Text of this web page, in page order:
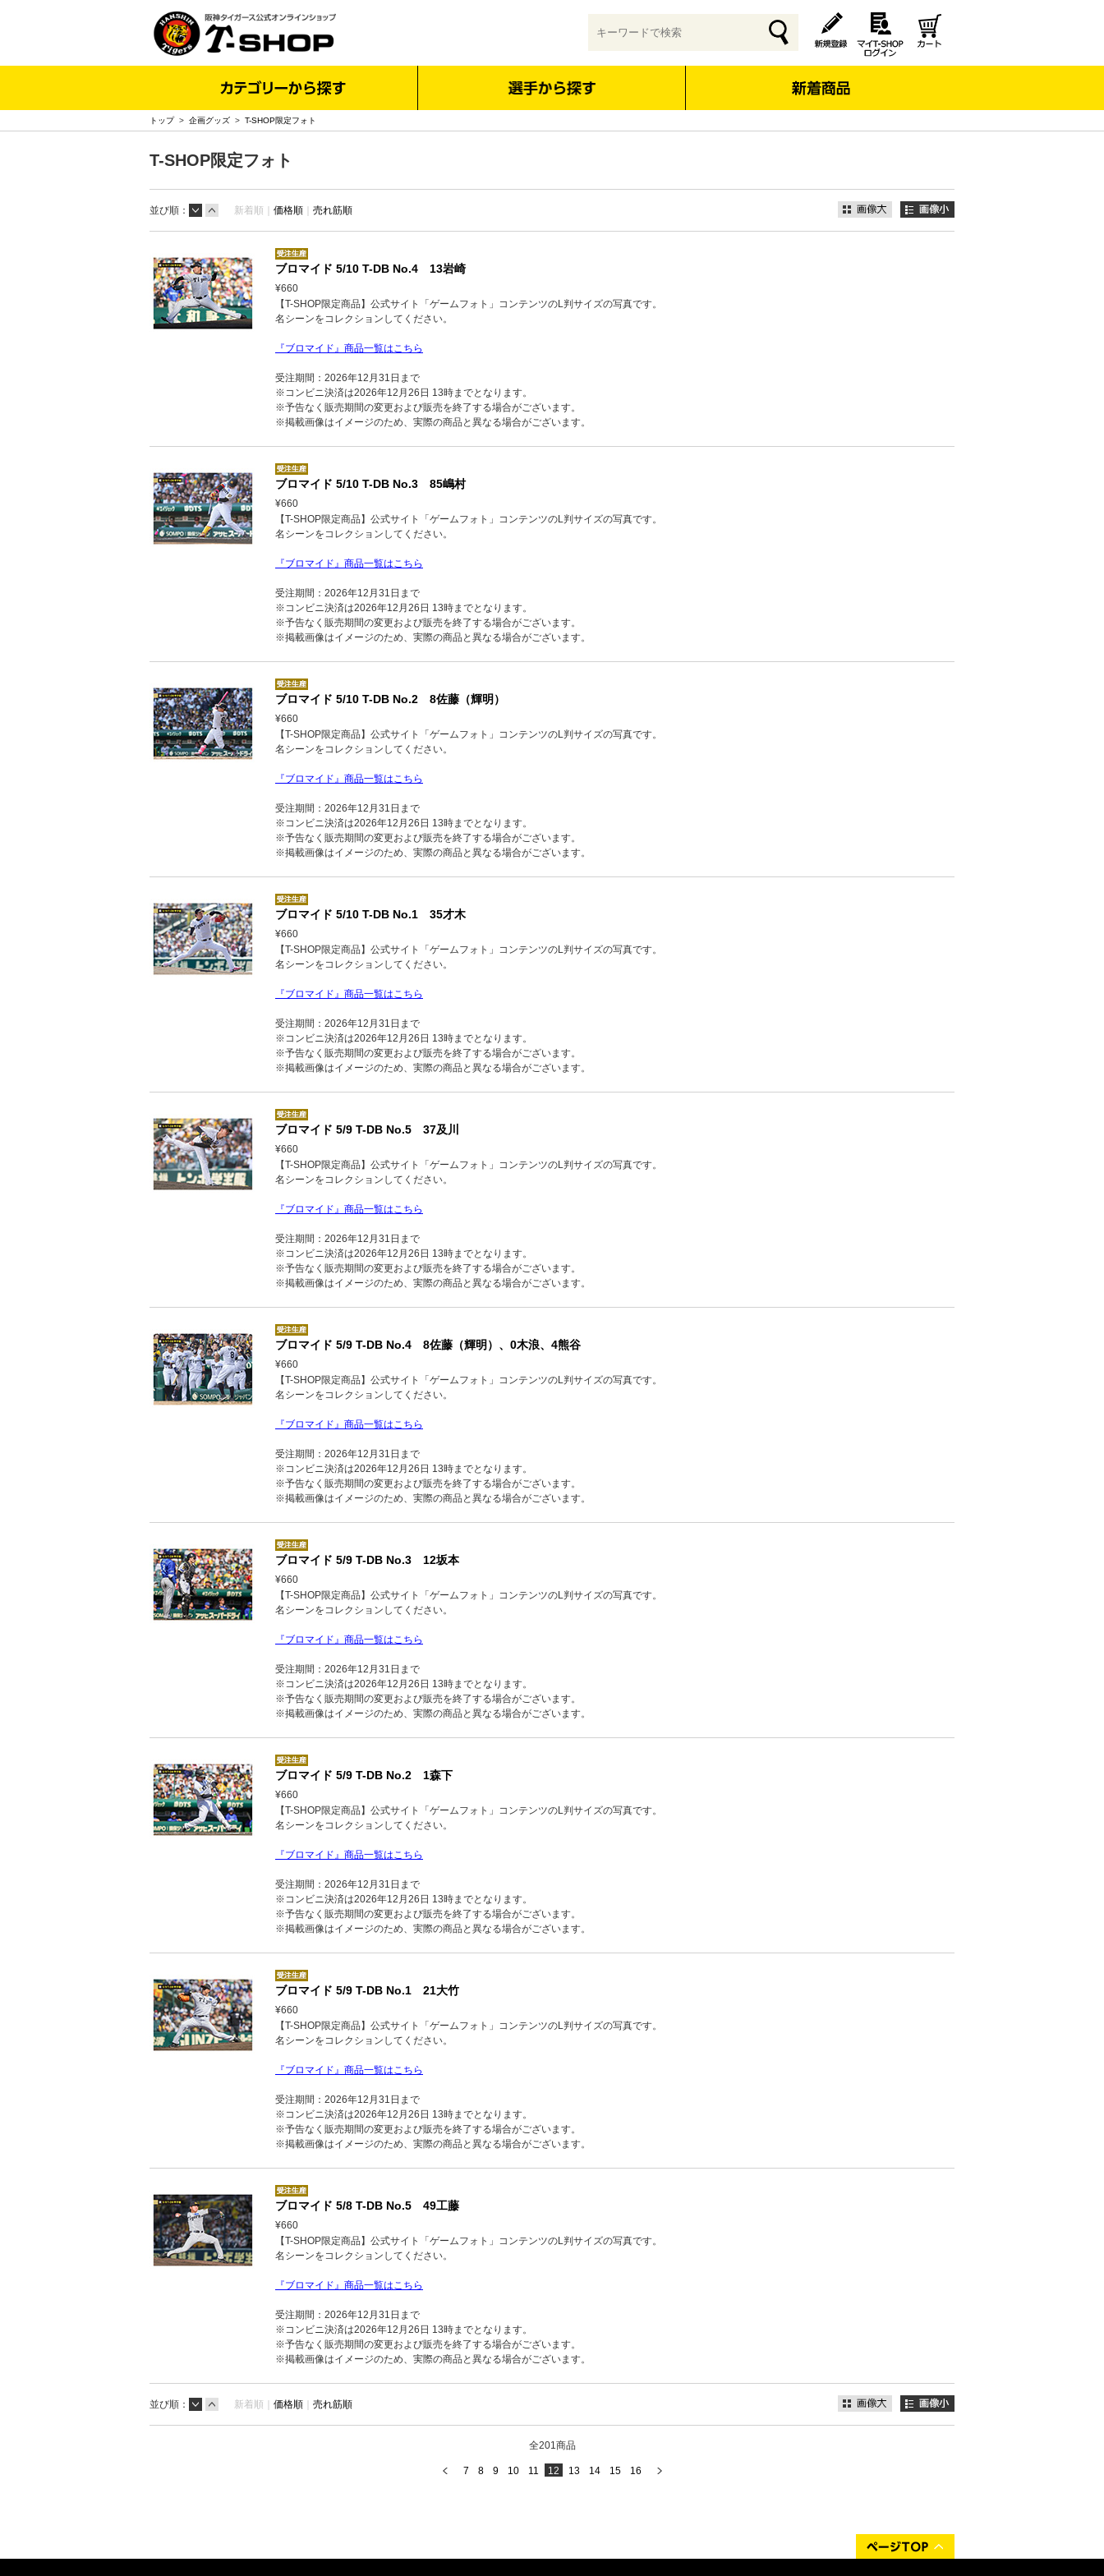
トップ> 企画グッズ > T-SHOP限定フォト
T-SHOP限定フォト
並び順： 新着順｜ 価格順 ｜ 売れ筋順
ブロマイド 5/10 T-DB No.4 13岩崎
¥660
【T-SHOP限定商品】公式サイト「ゲームフォト」コンテンツのL判サイズの写真です。
名シーンをコレクションしてください。
『ブロマイド』商品一覧はこちら
受注期間：2026年12月31日まで
※コンビニ決済は2026年12月26日 13時までとなります。
※予告なく販売期間の変更および販売を終了する場合がございます。
※掲載画像はイメージのため、実際の商品と異なる場合がございます。
ブロマイド 5/10 T-DB No.3 85嶋村
¥660
【T-SHOP限定商品】公式サイト「ゲームフォト」コンテンツのL判サイズの写真です。
名シーンをコレクションしてください。
『ブロマイド』商品一覧はこちら
受注期間：2026年12月31日まで
※コンビニ決済は2026年12月26日 13時までとなります。
※予告なく販売期間の変更および販売を終了する場合がございます。
※掲載画像はイメージのため、実際の商品と異なる場合がございます。
ブロマイド 5/10 T-DB No.2 8佐藤（輝明）
¥660
【T-SHOP限定商品】公式サイト「ゲームフォト」コンテンツのL判サイズの写真です。
名シーンをコレクションしてください。
『ブロマイド』商品一覧はこちら
受注期間：2026年12月31日まで
※コンビニ決済は2026年12月26日 13時までとなります。
※予告なく販売期間の変更および販売を終了する場合がございます。
※掲載画像はイメージのため、実際の商品と異なる場合がございます。
ブロマイド 5/10 T-DB No.1 35才木
¥660
【T-SHOP限定商品】公式サイト「ゲームフォト」コンテンツのL判サイズの写真です。
名シーンをコレクションしてください。
『ブロマイド』商品一覧はこちら
受注期間：2026年12月31日まで
※コンビニ決済は2026年12月26日 13時までとなります。
※予告なく販売期間の変更および販売を終了する場合がございます。
※掲載画像はイメージのため、実際の商品と異なる場合がございます。
ブロマイド 5/9 T-DB No.5 37及川
¥660
【T-SHOP限定商品】公式サイト「ゲームフォト」コンテンツのL判サイズの写真です。
名シーンをコレクションしてください。
『ブロマイド』商品一覧はこちら
受注期間：2026年12月31日まで
※コンビニ決済は2026年12月26日 13時までとなります。
※予告なく販売期間の変更および販売を終了する場合がございます。
※掲載画像はイメージのため、実際の商品と異なる場合がございます。
ブロマイド 5/9 T-DB No.4 8佐藤（輝明）、0木浪、4熊谷
¥660
【T-SHOP限定商品】公式サイト「ゲームフォト」コンテンツのL判サイズの写真です。
名シーンをコレクションしてください。
『ブロマイド』商品一覧はこちら
受注期間：2026年12月31日まで
※コンビニ決済は2026年12月26日 13時までとなります。
※予告なく販売期間の変更および販売を終了する場合がございます。
※掲載画像はイメージのため、実際の商品と異なる場合がございます。
ブロマイド 5/9 T-DB No.3 12坂本
¥660
【T-SHOP限定商品】公式サイト「ゲームフォト」コンテンツのL判サイズの写真です。
名シーンをコレクションしてください。
『ブロマイド』商品一覧はこちら
受注期間：2026年12月31日まで
※コンビニ決済は2026年12月26日 13時までとなります。
※予告なく販売期間の変更および販売を終了する場合がございます。
※掲載画像はイメージのため、実際の商品と異なる場合がございます。
ブロマイド 5/9 T-DB No.2 1森下
¥660
【T-SHOP限定商品】公式サイト「ゲームフォト」コンテンツのL判サイズの写真です。
名シーンをコレクションしてください。
『ブロマイド』商品一覧はこちら
受注期間：2026年12月31日まで
※コンビニ決済は2026年12月26日 13時までとなります。
※予告なく販売期間の変更および販売を終了する場合がございます。
※掲載画像はイメージのため、実際の商品と異なる場合がございます。
ブロマイド 5/9 T-DB No.1 21大竹
¥660
【T-SHOP限定商品】公式サイト「ゲームフォト」コンテンツのL判サイズの写真です。
名シーンをコレクションしてください。
『ブロマイド』商品一覧はこちら
受注期間：2026年12月31日まで
※コンビニ決済は2026年12月26日 13時までとなります。
※予告なく販売期間の変更および販売を終了する場合がございます。
※掲載画像はイメージのため、実際の商品と異なる場合がございます。
ブロマイド 5/8 T-DB No.5 49工藤
¥660
【T-SHOP限定商品】公式サイト「ゲームフォト」コンテンツのL判サイズの写真です。
名シーンをコレクションしてください。
『ブロマイド』商品一覧はこちら
受注期間：2026年12月31日まで
※コンビニ決済は2026年12月26日 13時までとなります。
※予告なく販売期間の変更および販売を終了する場合がございます。
※掲載画像はイメージのため、実際の商品と異なる場合がございます。
並び順： 新着順｜ 価格順 ｜ 売れ筋順
全201商品
7 8 9 10 11 12 13 14 15 16